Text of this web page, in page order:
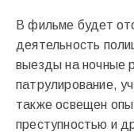
В фильме будет
деятельность
выезды на ночные
патрулирование,
также освещен
преступностью и